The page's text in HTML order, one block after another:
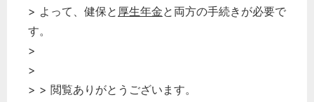
> よって、健保と 厚生年金と両方の手続きが必要で
す。
>
>
> > 閲覧ありがとうございます。